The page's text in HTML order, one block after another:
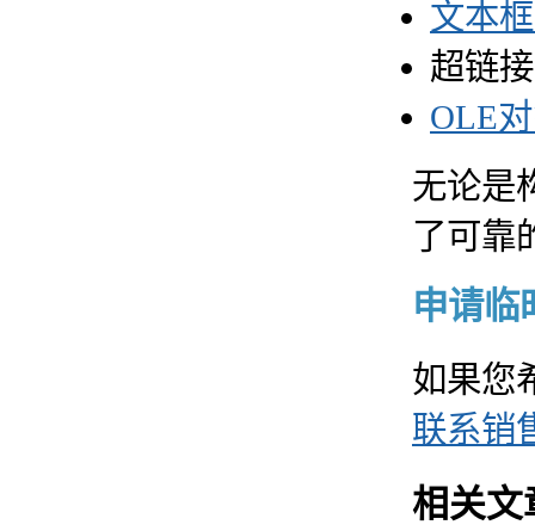
文本
超链接
OLE
无论是
了可靠
申请临
如果您
联系销
相关文